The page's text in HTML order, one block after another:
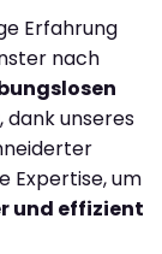
Erfahrung
nach
dank unseres
Expertise, um
und effizient